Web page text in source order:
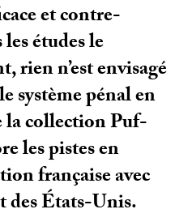
et contre-
études le
rien n’est envisagé
système pénal en
la collection Puf-
les pistes en
française avec
des États-Unis.